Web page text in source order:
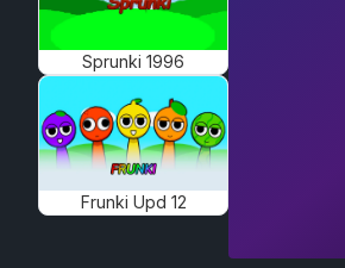
Sprunki 1996
Frunki Upd 12